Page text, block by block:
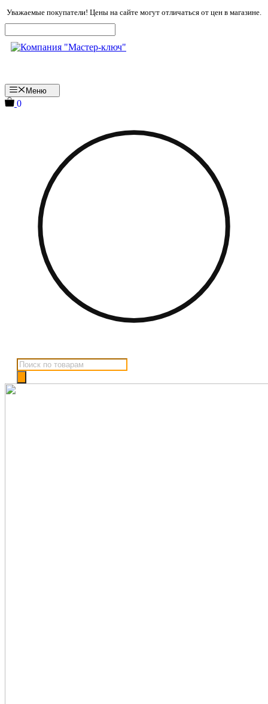
Перейти
к
содержимому
Уважаемые покупатели! Цены на сайте могут отличаться от цен в магазине.
Меню
0
Поиск
товаров